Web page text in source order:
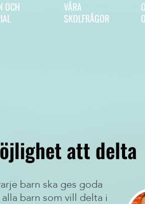
OCH
VÅRA
SKOLFRÅGORHär kan du se vilka
att delta
barn ska ges goda
barn som vill delta i